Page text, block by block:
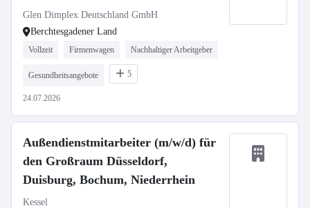
Glen Dimplex Deutschland GmbH
Berchtesgadener Land
Vollzeit Firmenwagen Nachhaltiger Arbeitgeber
Gesundheitsangebote 5
24.07.2026
Außendienstmitarbeiter (m/w/d) für
den Großraum Düsseldorf,
Duisburg, Bochum, Niederrhein
Kessel